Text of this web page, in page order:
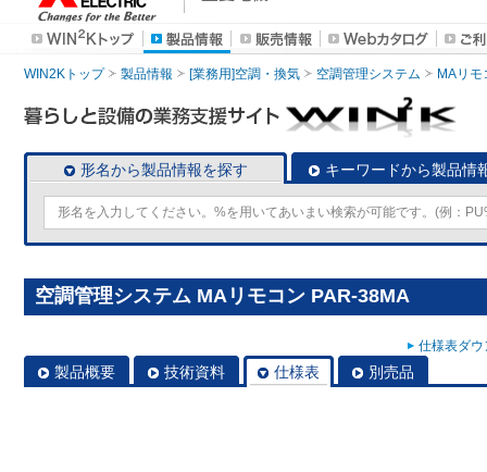
WIN2Kトップ 製品情報 [業務用]空調・換気 空調管理システム MAリモ
形名から製品情報を探す キーワードから製品情
空調管理システム MAリモコン PAR-38MA
仕様表ダ
製品概要 技術資料 仕様表 別売品